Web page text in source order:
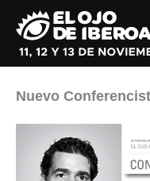
contenido
Nuevo